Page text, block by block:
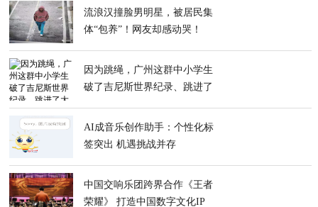
流浪汉撞脸男明星，被居民集
体“包养”！网友却感动哭！
因为跳绳，广州这群中小学生
破了吉尼斯世界纪录、跳进了
AI成音乐创作助手：个性化标
签突出 机遇挑战并存
中国交响乐团跨界合作《王者
荣耀》 打造中国数字文化IP